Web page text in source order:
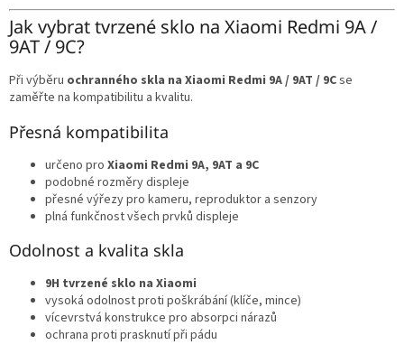
v
ý
s
Jak vybrat tvrzené sklo na Xiaomi Redmi 9A /
9AT / 9C?
Při výběru ochranného skla na Xiaomi Redmi 9A / 9AT / 9Cse
zaměřte na kompatibilitu a kvalitu.
Přesná kompatibilita
určeno pro Xiaomi Redmi 9A, 9AT a 9C
podobné rozměry displeje
přesné výřezy pro kameru, reproduktor a senzory
plná funkčnost všech prvků displeje
Odolnost a kvalita skla
9H tvrzené sklo na Xiaomi
vysoká odolnost proti poškrábání (klíče, mince)
vícevrstvá konstrukce pro absorpci nárazů
ochrana proti prasknutí při pádu